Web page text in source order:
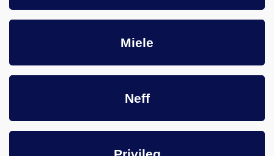
Miele
Neff